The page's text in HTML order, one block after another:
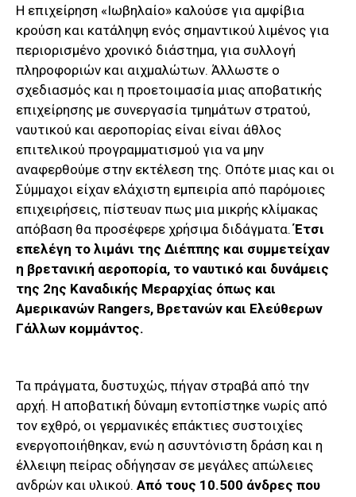
Η επιχείρηση «Ιωβηλαίο» καλούσε για αμφίβια
κρούση και κατάληψη ενός σημαντικού λιμένος για
περιορισμένο χρονικό διάστημα, για συλλογή
πληροφοριών και αιχμαλώτων. Άλλωστε ο
σχεδιασμός και η προετοιμασία μιας αποβατικής
επιχείρησης με συνεργασία τμημάτων στρατού,
ναυτικού και αεροπορίας είναι είναι άθλος
επιτελικού προγραμματισμού για να μην
αναφερθούμε στην εκτέλεση της. Οπότε μιας και οι
Σύμμαχοι είχαν ελάχιστη εμπειρία από παρόμοιες
επιχειρήσεις, πίστευαν πως μια μικρής κλίμακας
απόβαση θα προσέφερε χρήσιμα διδάγματα.Έτσι
επελέγη το λιμάνι της Διέππης και συμμετείχαν
η βρετανική αεροπορία, το ναυτικό και δυνάμεις
της 2ης Καναδικής Μεραρχίας όπως και
Αμερικανών Rangers, Βρετανών και Ελεύθερων
Γάλλων κομμάντος.
Τα πράγματα, δυστυχώς, πήγαν στραβά από την
αρχή. Η αποβατική δύναμη εντοπίστηκε νωρίς από
τον εχθρό, οι γερμανικές επάκτιες συστοιχίες
ενεργοποιήθηκαν, ενώ η ασυντόνιστη δράση και η
έλλειψη πείρας οδήγησαν σε μεγάλες απώλειες
ανδρών και υλικού. Από τους 10.500 άνδρες που